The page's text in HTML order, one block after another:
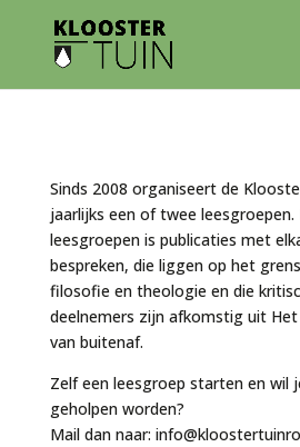
Sinds 2008 organiseert de
jaarlijks een of twee leesgroepen.
leesgroepen is publicaties met
bespreken, die liggen op het
filosofie en theologie en die
deelnemers zijn afkomstig uit
van buitenaf.
Zelf een leesgroep starten en wil
geholpen worden?
Mail dan naar: